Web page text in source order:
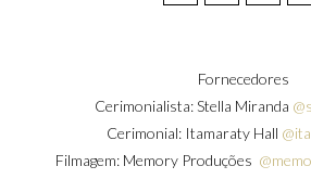
Fornecedores
Cerimonialista: Stella Miranda
Cerimonial: Itamaraty Hall
Filmagem: Memory Produções